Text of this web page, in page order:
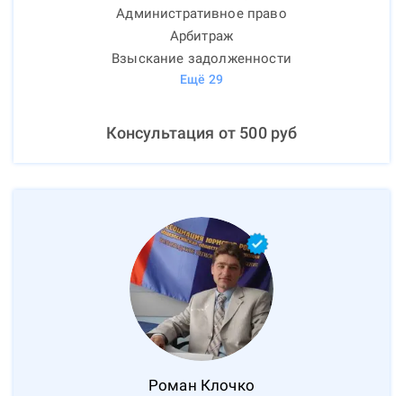
Административное право
Арбитраж
Взыскание задолженности
Ещё 29
Консультация от 500руб
Роман Клочко